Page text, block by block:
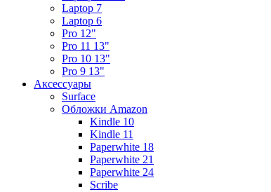
Laptop 7
Laptop 6
Pro 12"
Pro 11 13"
Pro 10 13"
Pro 9 13"
Аксессуары
Surface
Обложки Amazon
Kindle 10
Kindle 11
Paperwhite 18
Paperwhite 21
Paperwhite 24
Scribe